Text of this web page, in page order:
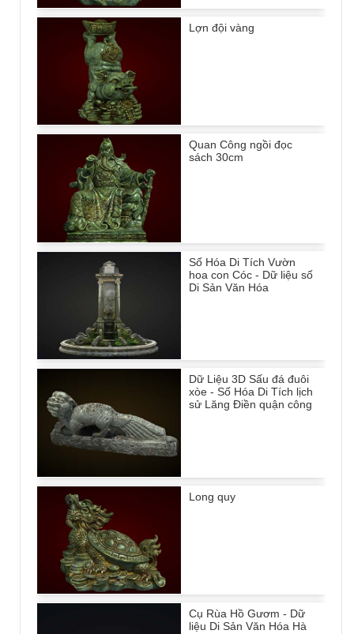
Lợn đội vàng
Quan Công ngồi đọc
sách 30cm
Số Hóa Di Tích Vườn
hoa con Cóc - Dữ liệu số
Di Sản Văn Hóa
Dữ Liệu 3D Sấu đá đuôi
xòe - Số Hóa Di Tích lịch
sử Lăng Điền quận công
Long quy
Cụ Rùa Hồ Gươm - Dữ
liệu Di Sản Văn Hóa Hà